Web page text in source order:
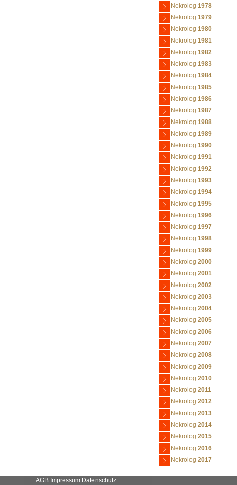
Nekrolog 1978
Nekrolog 1979
Nekrolog 1980
Nekrolog 1981
Nekrolog 1982
Nekrolog 1983
Nekrolog 1984
Nekrolog 1985
Nekrolog 1986
Nekrolog 1987
Nekrolog 1988
Nekrolog 1989
Nekrolog 1990
Nekrolog 1991
Nekrolog 1992
Nekrolog 1993
Nekrolog 1994
Nekrolog 1995
Nekrolog 1996
Nekrolog 1997
Nekrolog 1998
Nekrolog 1999
Nekrolog 2000
Nekrolog 2001
Nekrolog 2002
Nekrolog 2003
Nekrolog 2004
Nekrolog 2005
Nekrolog 2006
Nekrolog 2007
Nekrolog 2008
Nekrolog 2009
Nekrolog 2010
Nekrolog 2011
Nekrolog 2012
Nekrolog 2013
Nekrolog 2014
Nekrolog 2015
Nekrolog 2016
Nekrolog 2017
AGB Impressum Datenschutz